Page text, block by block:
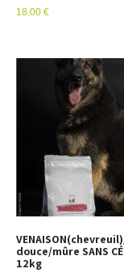
18.00 €
douce/mûre SANS
12kg